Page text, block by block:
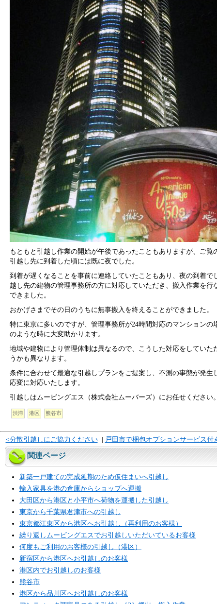
もともと引越し作業の開始が午後であったこともありますが、ご覧
引越し先に到着した頃には既に夜でした。
到着が遅くなることを事前に連絡していたこともあり、夜の到着で
越し先の建物の管理事務所の方に対応していただき、搬入作業を行
できました。
おかげさまでその日のうちに無事搬入を終えることができました。
特に東京に多いのですが、管理事務所が24時間対応のマンションの
のような時に大変助かります。
地域や建物により管理体制は異なるので、こうした対応をしていた
うかも異なります。
条件に合わせて最適な引越しプランをご提案し、不測の事態が発生
応変に対応いたします。
引越しはムービングエス（株式会社ムーバーズ）にお任せください
渋滞 港区 熊谷市
<分散引越しにご協力ください| 戸田市で梱包オプションサービス付
関連ページ
新築一戸建ての完成延期のため仮住まいへ引越し
輸入家具を港の倉庫からショップへ運搬
大田区から港区と小平市へ荷物を運搬した引越し
東京から千葉県君津市への引越し
東京都江東区から港区へお引越し（再利用のお客様）
繰り返しムービングエスでお引越しいただいているお客様
何度もご利用のお客様の引越し（港区）
新宿区から港区へお引越しのお客様
港区内でお引越しのお客様
熊谷市
港区から品川区へお引越しのお客様